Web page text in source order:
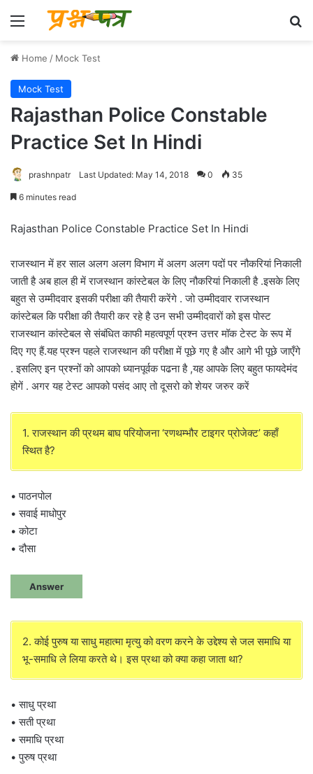
Menu
Home / Mock Test
Mock Test
Rajasthan Police Constable
Practice Set In Hindi
prashnpatr Last Updated: May 14, 2018 0 35
6 minutes read
Rajasthan Police Constable Practice Set In Hindi
राजस्थान में हर साल अलग अलग विभाग में अलग अलग पदों पर नौकरियां निकाली
जाती है अब हाल ही में राजस्थान कांस्टेबल के लिए नौकरियां निकाली है .इसके लिए
बहुत से उम्मीदवार इसकी परीक्षा की तैयारी करेंगे . जो उम्मीदवार राजस्थान
कांस्टेबल कि परीक्षा की तैयारी कर रहे है उन सभी उम्मीदवारों को इस पोस्ट
राजस्थान कांस्टेबल से संबंधित काफी महत्वपूर्ण प्रश्न उत्तर मॉक टेस्ट के रूप में
दिए गए हैं.यह प्रश्न पहले राजस्थान की परीक्षा में पूछे गए है और आगे भी पूछे जाएँगे
. इसलिए इन प्रश्नों को आपको ध्यानपूर्वक पढना है ,यह आपके लिए बहुत फायदेमंद
होगें . अगर यह टेस्ट आपको पसंद आए तो दूसरो को शेयर जरुर करें
1. राजस्थान की प्रथम बाघ परियोजना ‘रणथम्भौर टाइगर प्रोजेक्ट’ कहाँ
स्थित है?
• पाठनपोल
• सवाई माधोपुर
• कोटा
• दौसा
Answer
2. कोई पुरुष या साधु महात्मा मृत्यु को वरण करने के उद्देश्य से जल समाधि या
भू-समाधि ले लिया करते थे। इस प्रथा को क्या कहा जाता था?
• साधु प्रथा
• सती प्रथा
• समाधि प्रथा
• पुरुष प्रथा